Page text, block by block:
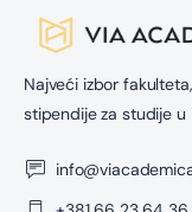
Najveći izbor
stipendije za studije u